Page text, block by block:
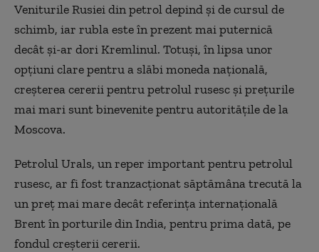
Veniturile Rusiei din petrol depind și de cursul de
schimb, iar rubla este în prezent mai puternică
decât și-ar dori Kremlinul. Totuși, în lipsa unor
opțiuni clare pentru a slăbi moneda națională,
creșterea cererii pentru petrolul rusesc și prețurile
mai mari sunt binevenite pentru autoritățile de la
Moscova.
Petrolul Urals, un reper important pentru petrolul
rusesc, ar fi fost tranzacționat săptămâna trecută la
un preț mai mare decât referința internațională
Brent în porturile din India, pentru prima dată, pe
fondul creșterii cererii.